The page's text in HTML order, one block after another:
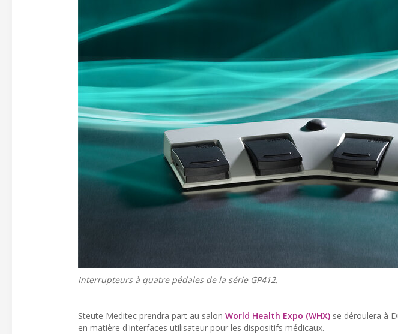
Interrupteurs à quatre pédales de la série GP412.
Steute Meditec prendra part au salon World Health Expo (WHX) se déroulera à
en matière d'interfaces utilisateur pour les dispositifs médicaux.